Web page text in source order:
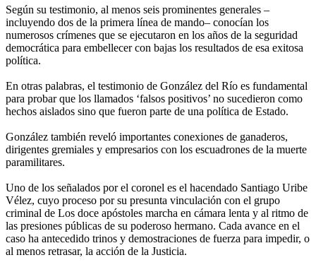
Según su testimonio, al menos seis prominentes generales –
incluyendo dos de la primera línea de mando– conocían los
numerosos crímenes que se ejecutaron en los años de la seguridad
democrática para embellecer con bajas los resultados de esa exitosa
política.
En otras palabras, el testimonio de González del Río es fundamental
para probar que los llamados ‘falsos positivos’ no sucedieron como
hechos aislados sino que fueron parte de una política de Estado.
González también reveló importantes conexiones de ganaderos,
dirigentes gremiales y empresarios con los escuadrones de la muerte
paramilitares.
Uno de los señalados por el coronel es el hacendado Santiago Uribe
Vélez, cuyo proceso por su presunta vinculación con el grupo
criminal de Los doce apóstoles marcha en cámara lenta y al ritmo de
las presiones públicas de su poderoso hermano. Cada avance en el
caso ha antecedido trinos y demostraciones de fuerza para impedir, o
al menos retrasar, la acción de la Justicia.